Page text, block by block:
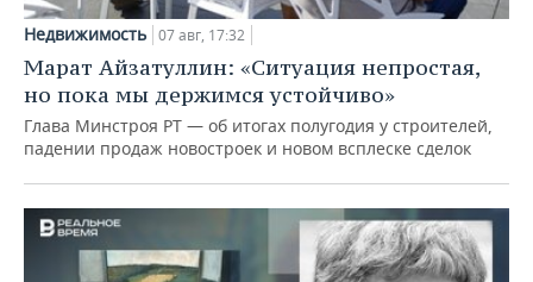
Недвижимость 07 авг, 17:32
Марат Айзатуллин: «Ситуация непростая,
но пока мы держимся устойчиво»
Глава Минстроя РТ — об итогах полугодия у строителей,
падении продаж новостроек и новом всплеске сделок